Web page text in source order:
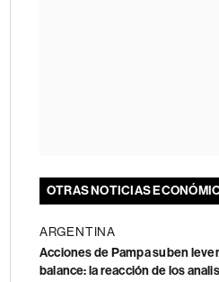
OTRAS NOTICIAS
ARGENTINA
Acciones de Pampa suben
balance: la reacción de los